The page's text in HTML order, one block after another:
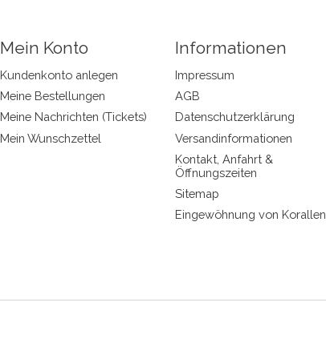
Mein Konto
Kundenkonto anlegen
Meine Bestellungen
Meine Nachrichten (Tickets)
Mein Wunschzettel
Informationen
Impressum
AGB
Datenschutzerklärung
Versandinformationen
Kontakt, Anfahrt &
Öffnungszeiten
Sitemap
Eingewöhnung von Korallen